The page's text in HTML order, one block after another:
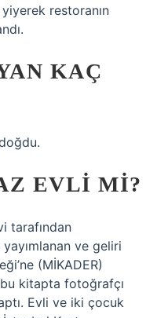
restoranın
KAÇ
EVLI MI?
tarafından
yayımlanan ve geliri
(MİKADER)
kitapta fotoğrafçı
Evli ve iki çocuk